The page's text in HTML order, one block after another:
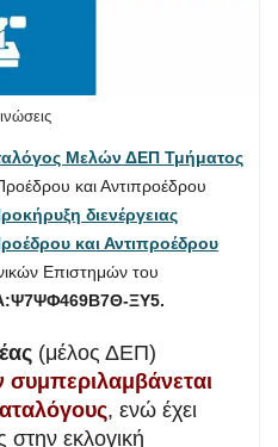
Μελών ΔΕΠ Τμήματος
και Αντιπροέδρου
διενέργειας
και Αντιπροέδρου
Επιστημών του
ΞΥ5.
(μέλος ΔΕΠ)
συμπεριλαμβάνεται
, ενώ έχει
στην εκλογική